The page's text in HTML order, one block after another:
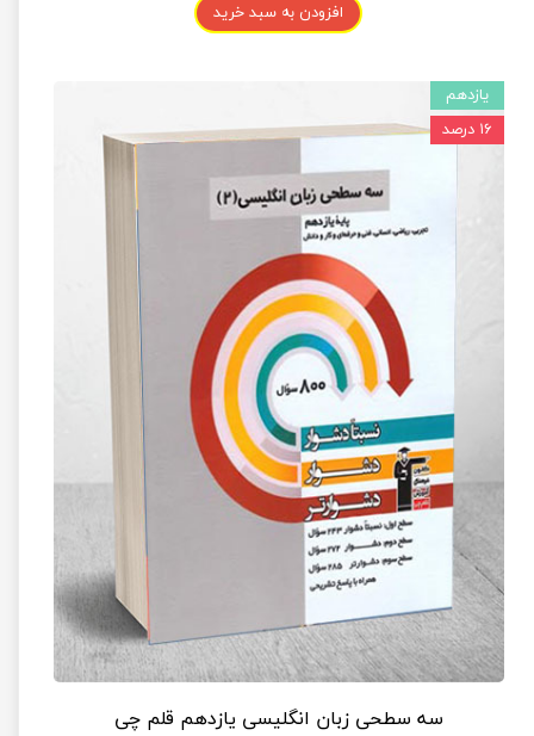
افزودن به سبد خرید
سه سطحی زبان انگلیسی یازدهم قلم چی
یازدهم
۱۶ درصد